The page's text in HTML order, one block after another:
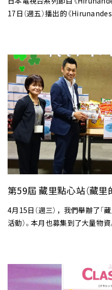
17日（週五）播出的《
第59屆 藏里點心站（藏里
4月15日（週三），我們舉辦了「
活動）。本月也募集到了大量物